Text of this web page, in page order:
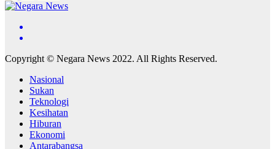
Copyright © Negara News 2022. All Rights Reserved.
Nasional
Sukan
Teknologi
Kesihatan
Hiburan
Ekonomi
Antarabangsa